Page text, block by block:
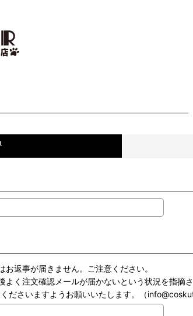
お返事が届きません。ご注意ください。
よく注文確認メールが届かないという状況を
ださいますようお願いいたします。（